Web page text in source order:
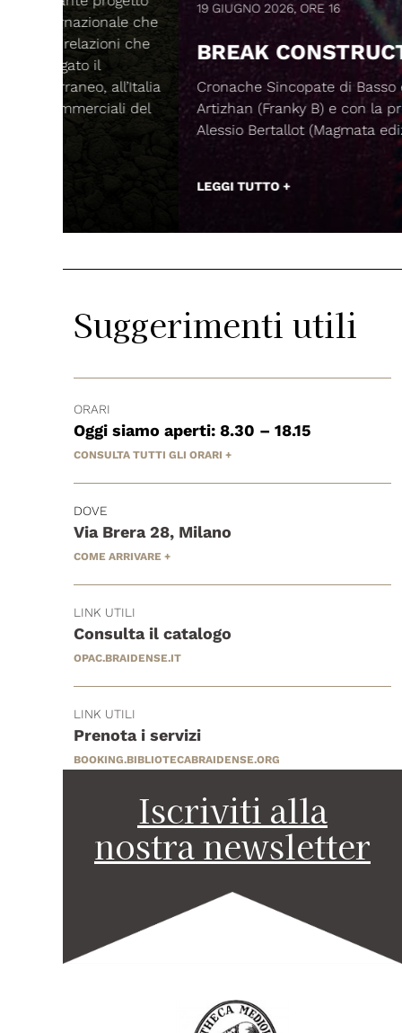
19 GIUGNO 2026, ORE 16
BREAK CONSTRUCTION
Cronache Sincopate di Basso e Batteria, di
Artizhan (Franky B) e con la prefazione di
Alessio Bertallot (Magmata edizioni).
Suggerimenti utili
ORARI
Oggi siamo aperti: 8.30 – 18.15
CONSULTA TUTTI GLI ORARI +
DOVE
Via Brera 28, Milano
COME ARRIVARE +
LINK UTILI
Consulta il catalogo
OPAC.BRAIDENSE.IT
LINK UTILI
Prenota i servizi
BOOKING.BIBLIOTECABRAIDENSE.ORG
Iscriviti alla
nostra newsletter